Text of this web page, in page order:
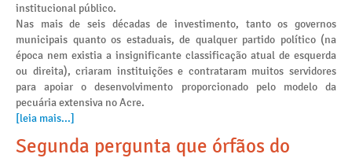
institucional público.
Nas mais de seis décadas de investimento, tanto os governos
municipais quanto os estaduais, de qualquer partido político (na
época nem existia a insignificante classificação atual de esquerda
ou direita), criaram instituições e contrataram muitos servidores
para apoiar o desenvolvimento proporcionado pelo modelo da
pecuária extensiva no Acre.
[leia mais...]
Segunda pergunta que órfãos do